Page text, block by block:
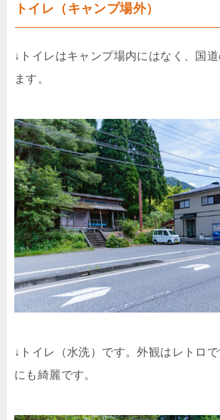
トイレ（キャンプ場外）
↓トイレはキャンプ場内にはなく、国
ます。
↓トイレ（水洗）です。外観はレトロ
にも綺麗です。